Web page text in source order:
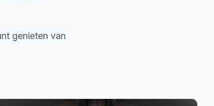
genieten van